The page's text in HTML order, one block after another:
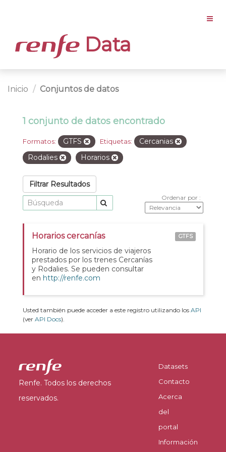
Data
Inicio Conjuntos de datos
1 conjunto de datos encontrado
Formatos: GTFS Etiquetas:
Cercanias
Rodalies
Horarios
Filtrar Resultados
Ordenar por
Horarios cercanías
Horario de los servicios de viajeros
prestados por los trenes Cercanías
y Rodalies. Se pueden consultar
en http://renfe.com
GTFS
Usted también puede acceder a este registro utilizando los API
(ver API Docs).
Renfe. Todos los derechos
reservados.
Datasets
Contacto
Acerca
del
portal
Información